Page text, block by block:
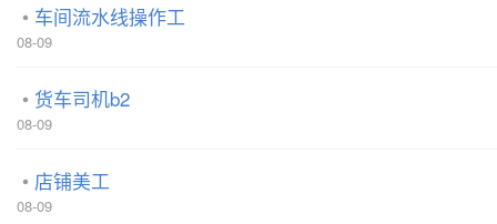
车间流水线操作工
08-09
货车司机b2
08-09
店铺美工
08-09